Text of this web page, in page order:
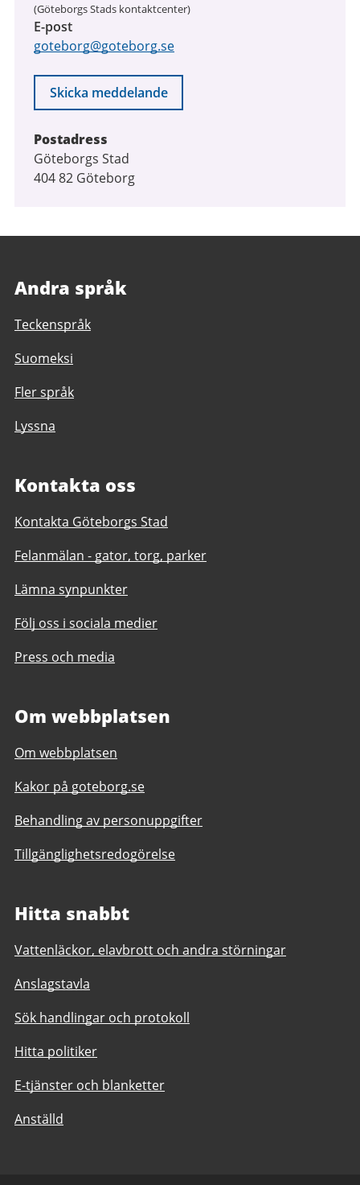
(Göteborgs Stads kontaktcenter)
E-post
goteborg@goteborg.se
Skicka meddelande
Postadress
Göteborgs Stad
404 82 Göteborg
Andra språk
Teckenspråk
Suomeksi
Fler språk
Lyssna
Kontakta oss
Kontakta Göteborgs Stad
Felanmälan - gator, torg, parker
Lämna synpunkter
Följ oss i sociala medier
Press och media
Om webbplatsen
Om webbplatsen
Kakor på goteborg.se
Behandling av personuppgifter
Tillgänglighetsredogörelse
Hitta snabbt
Vattenläckor, elavbrott och andra störningar
Anslagstavla
Sök handlingar och protokoll
Hitta politiker
E-tjänster och blanketter
Anställd